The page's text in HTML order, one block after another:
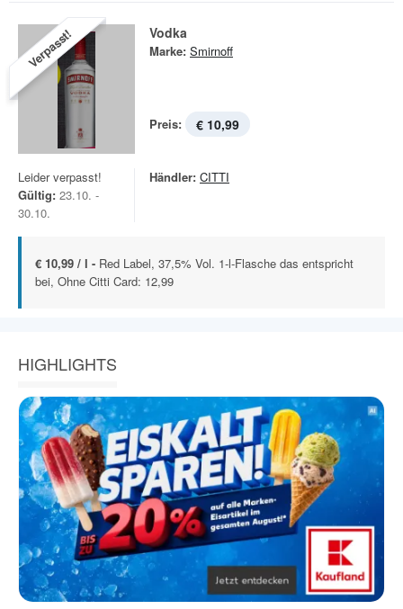
Verpasst! Vodka
Marke: Smirnoff
Preis: € 10,99
Leider verpasst!
Gültig: 23.10. -
30.10.
Händler: CITTI
€ 10,99 / l - Red Label, 37,5% Vol. 1-l-Flasche das entspricht
bei, Ohne Citti Card: 12,99
HIGHLIGHTS